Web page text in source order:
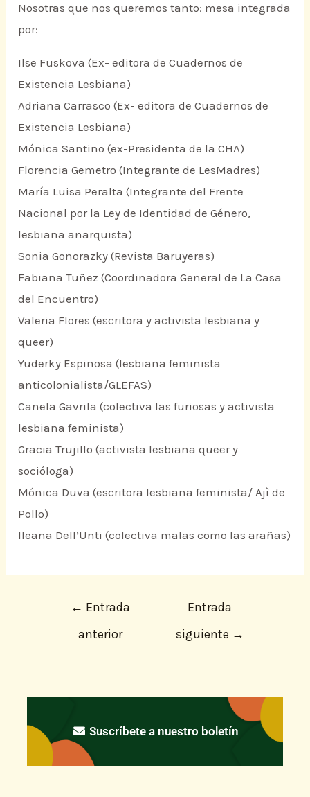
Nosotras que nos queremos tanto: mesa integrada
por:
Ilse Fuskova (Ex- editora de Cuadernos de
Existencia Lesbiana)
Adriana Carrasco (Ex- editora de Cuadernos de
Existencia Lesbiana)
Mónica Santino (ex-Presidenta de la CHA)
Florencia Gemetro (Integrante de LesMadres)
María Luisa Peralta (Integrante del Frente
Nacional por la Ley de Identidad de Género,
lesbiana anarquista)
Sonia Gonorazky (Revista Baruyeras)
Fabiana Tuñez (Coordinadora General de La Casa
del Encuentro)
Valeria Flores (escritora y activista lesbiana y
queer)
Yuderky Espinosa (lesbiana feminista
anticolonialista/GLEFAS)
Canela Gavrila (colectiva las furiosas y activista
lesbiana feminista)
Gracia Trujillo (activista lesbiana queer y
socióloga)
Mónica Duva (escritora lesbiana feminista/ Ajì de
Pollo)
Ileana Dell’Unti (colectiva malas como las arañas)
← Entrada
anterior
Entrada
siguiente →
Suscríbete a nuestro boletín